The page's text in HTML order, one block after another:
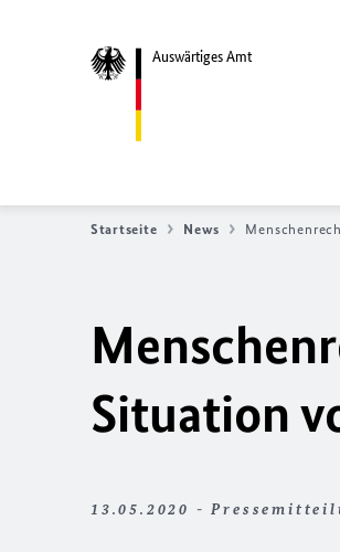
Auswärtiges Amt
Startseite News
Situation
13.05.2020 -